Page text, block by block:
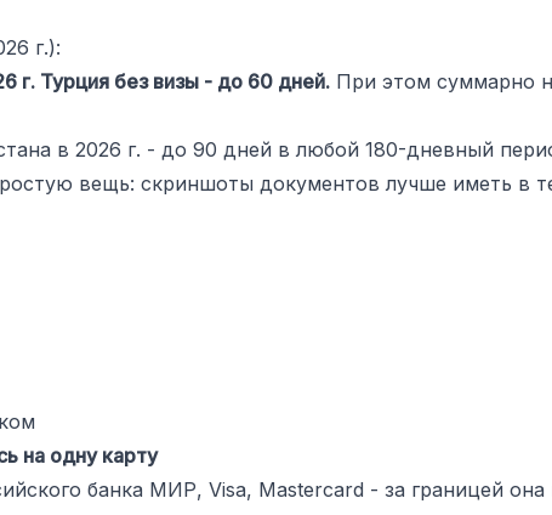
г.):
г. Турция без визы - до 60 дней. При этом суммарно
в 2026 г. - до 90 дней в любой 180-дневный
вещь: скриншоты документов лучше иметь в
на одну карту
банка МИР, Visa, Mastercard - за границей